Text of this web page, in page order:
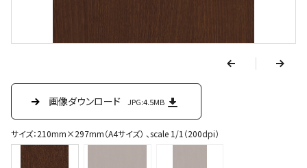
p
r
n
画像ダウンロード JPG:4.5MB
サイズ：210mm×297mm（A4サイズ） 、scale 1/1（200dpi）
画像ダウンロード JPG:70.6KB
画像ダウンロード JPG:1.3MB